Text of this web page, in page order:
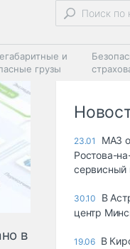
и
грузы
и
в
23.01
МАЗ
Ростова-
сервисный
30.10
В
центр
19.06 В